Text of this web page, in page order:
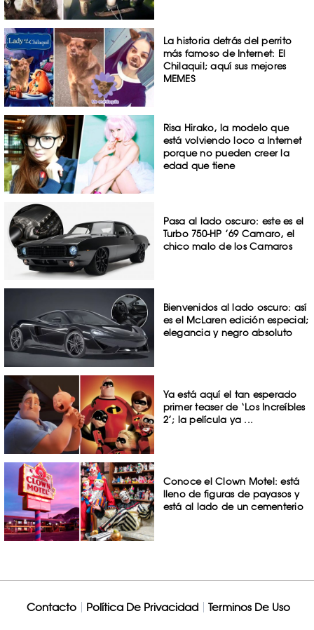
La historia detrás del perrito
más famoso de Internet: El
Chilaquil; aquí sus mejores
MEMES
Risa Hirako, la modelo que
está volviendo loco a Internet
porque no pueden creer la
edad que tiene
Pasa al lado oscuro: este es el
Turbo 750-HP ’69 Camaro, el
chico malo de los Camaros
Bienvenidos al lado oscuro: así
es el McLaren edición especial;
elegancia y negro absoluto
Ya está aquí el tan esperado
primer teaser de ‘Los Increíbles
2’; la película ya ...
Conoce el Clown Motel: está
lleno de figuras de payasos y
está al lado de un cementerio
Contacto Política De Privacidad Terminos De Uso